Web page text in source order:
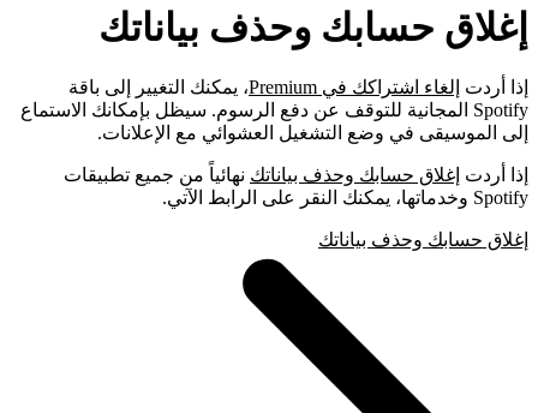
إغلاق حسابك وحذف بياناتك
إذا أردت إلغاء اشتراكك في Premium
، يمكنك التغيير إلى باقة
Spotify المجانية للتوقف عن دفع الرسوم. سيظل بإمكانك الاستماع
إلى الموسيقى في وضع التشغيل العشوائي مع الإعلانات.
إذا أردت إغلاق حسابك وحذف بياناتك نهائياً من جميع تطبيقات
Spotify وخدماتها، يمكنك النقر على الرابط الآتي.
إغلاق حسابك وحذف بياناتك